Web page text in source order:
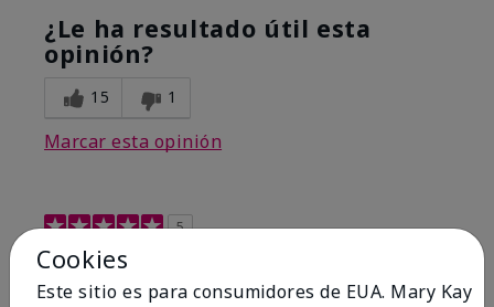
¿Le ha resultado útil esta
opinión?
15 1
Marcar esta opinión
5
Excellent
Cookies
Este sitio es para consumidores de EUA. Mary Kay